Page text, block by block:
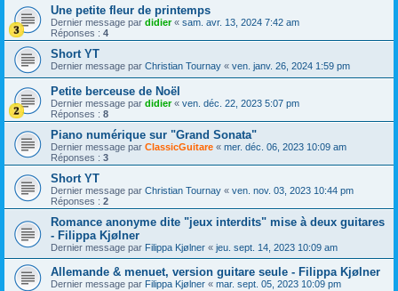
Une petite fleur de printemps
Dernier message par didier« sam. avr. 13, 2024 7:42 am
Réponses : 4
Short YT
Dernier message par Christian Tournay « ven. janv. 26, 2024 1:59 pm
Petite berceuse de Noël
Dernier message par didier« ven. déc. 22, 2023 5:07 pm
Réponses : 8
Piano numérique sur "Grand Sonata"
Dernier message par ClassicGuitare « mer. déc. 06, 2023 10:09 am
Réponses : 3
Short YT
Dernier message par Christian Tournay « ven. nov. 03, 2023 10:44 pm
Réponses : 2
Romance anonyme dite "jeux interdits" mise à deux guitares
- Filippa Kjølner
Dernier message par Filippa Kjølner « jeu. sept. 14, 2023 10:09 am
Allemande & menuet, version guitare seule - Filippa Kjølner
Dernier message par Filippa Kjølner « mar. sept. 05, 2023 10:09 pm